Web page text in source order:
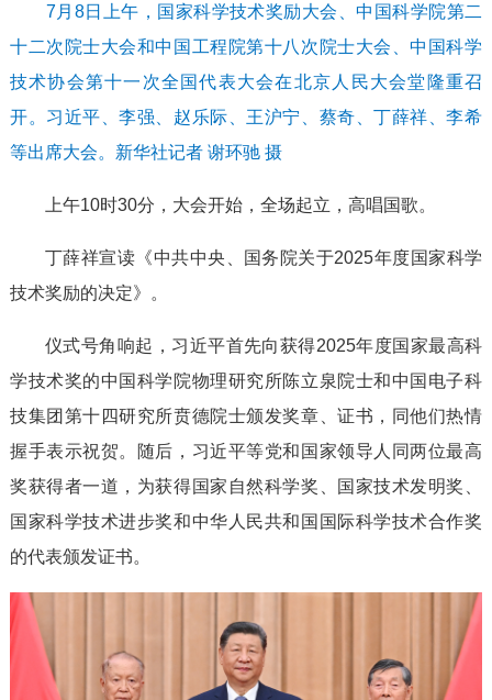
7月8日上午，国家科学技术奖励大会、中国科学院第二
十二次院士大会和中国工程院第十八次院士大会、中国科学
技术协会第十一次全国代表大会在北京人民大会堂隆重召
开。习近平、李强、赵乐际、王沪宁、蔡奇、丁薛祥、李希
等出席大会。新华社记者 谢环驰 摄
上午10时30分，大会开始，全场起立，高唱国歌。
丁薛祥宣读《中共中央、国务院关于2025年度国家科学
技术奖励的决定》。
仪式号角响起，习近平首先向获得2025年度国家最高科
学技术奖的中国科学院物理研究所陈立泉院士和中国电子科
技集团第十四研究所贲德院士颁发奖章、证书，同他们热情
握手表示祝贺。随后，习近平等党和国家领导人同两位最高
奖获得者一道，为获得国家自然科学奖、国家技术发明奖、
国家科学技术进步奖和中华人民共和国国际科学技术合作奖
的代表颁发证书。